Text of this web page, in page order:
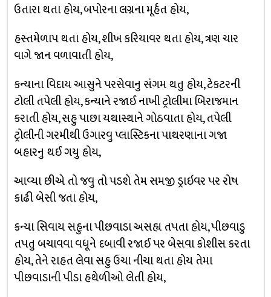
ઉતારા થતા હોય, બપોરના લગ્નના મૂર્હત હોય,
હસ્તમેળાપ થતા હોય, શીખ કરિયાવર થતા હોય, ત્રણ ચાર
વાગે જાન વળાવાતી હોય,
કન્યાના વિદાય આસુને પરસેવાનુ સંગમ થતુ હોય, ટેકટરની
ટોલી તપેલી હોય, કન્યાને રજાઈ નાખી ટ્રોલીમા બિરાજમાન
કરાતી હોય, સહુ પાછા યથાસ્થાને ગોઠવાતા હોય, તપેલી
ટ્રોલીની ગરમીથી ઉગારવુ પ્લાસ્ટિકના પાથરણાના ગજા
બહારનુ થઈ ગયુ હોય,
આવ્યા છીએ તો જવુ તો પડશે તેમ સમજી ડ્રાઇવર પર રોષ
કાઢી બેસી જતા હોય,
કન્યા સિવાય સહુના પીછવાડા અસહ્ય તપતા હોય, પીછવાડુ
તપતુ બચાવવા વધૂને દબાવી રજાઈ પર બેસવા કોશીસ કરતા
હોય, તેને રાહત લેવા સહુ ઉચા નીચા થતા હોય તેમા
પીછવાડાની પીડા હથેળીઓ લેતી હોય,